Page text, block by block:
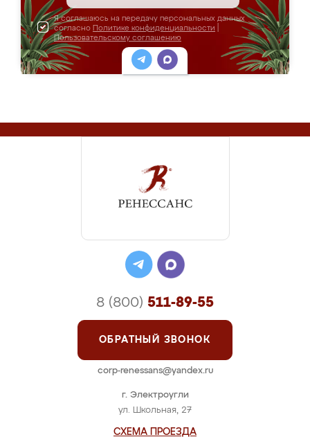
Я соглашаюсь на передачу персональных данных
согласно Политике конфиденциальности
Пользовательскому соглашению
г. Электроугли
ул. Школьная, 27
СХЕМА ПРОЕЗДА
8 (800) 511-89-55
ОБРАТНЫЙ ЗВОНОК
corp-renessans@yandex.ru